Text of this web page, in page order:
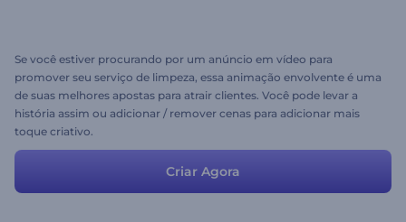
Se você estiver procurando por um anúncio em vídeo para
promover seu serviço de limpeza, essa animação envolvente é uma
de suas melhores apostas para atrair clientes. Você pode levar a
história assim ou adicionar / remover cenas para adicionar mais
toque criativo.
Criar Agora